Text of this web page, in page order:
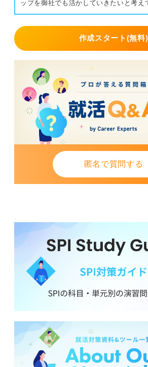
ップを御社でも活かしていきたいと考え
作成スタート(無料)
匿名で質問する